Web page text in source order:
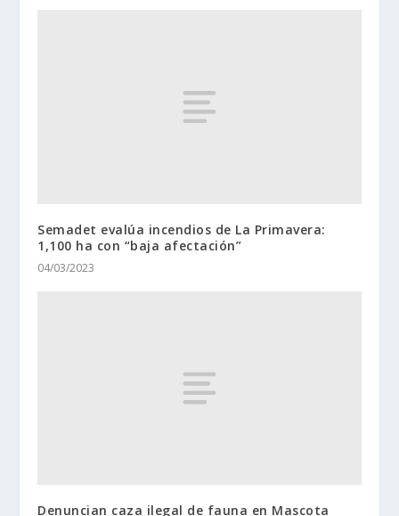
Semadet evalúa incendios de La Primavera:
1,100 ha con “baja afectación”
04/03/2023
Denuncian caza ilegal de fauna en Mascota